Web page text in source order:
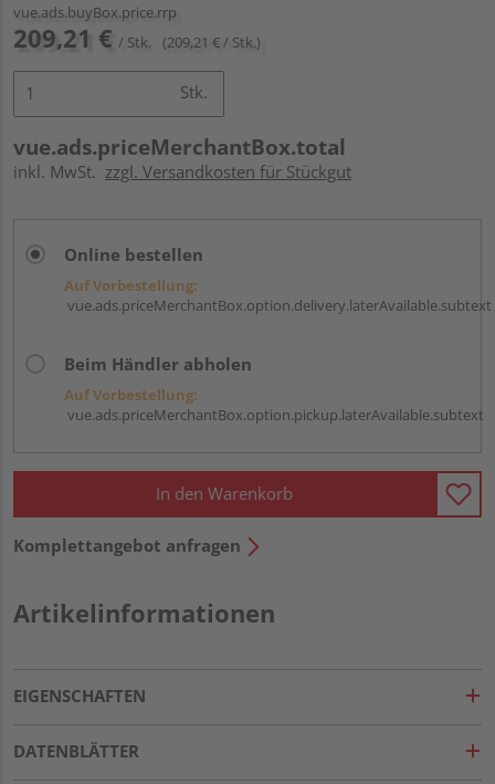
vue.ads.buyBox.price.rrp
209,21 € / Stk. (209,21 € / Stk.)
Stk.
vue.ads.priceMerchantBox.total
inkl. MwSt. zzgl. Versandkosten für Stückgut
Online bestellen
Auf Vorbestellung:
vue.ads.priceMerchantBox.option.delivery.laterAvailable.subtext
Beim Händler abholen
Auf Vorbestellung:
vue.ads.priceMerchantBox.option.pickup.laterAvailable.subtext
In den Warenkorb
Komplettangebot anfragen
Artikelinformationen
EIGENSCHAFTEN
DATENBLÄTTER